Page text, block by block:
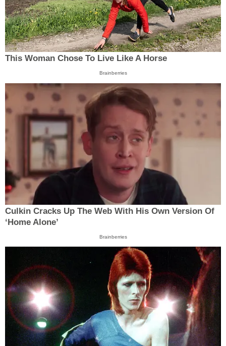
This Woman Chose To Live Like A Horse
Brainberries
Culkin Cracks Up The Web With His Own Version Of
‘Home Alone’
Brainberries